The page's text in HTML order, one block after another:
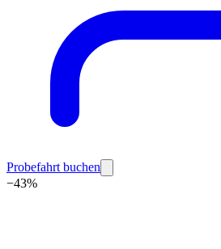
Probefahrt buchen
−43%